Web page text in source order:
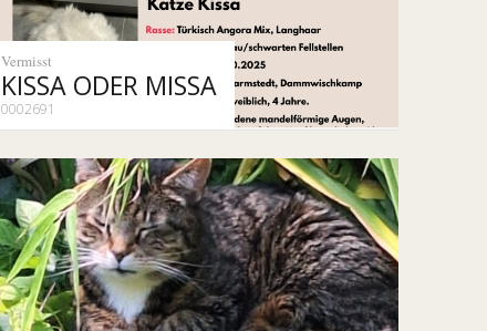
Vermisst
KISSA ODER MISSA
0002691